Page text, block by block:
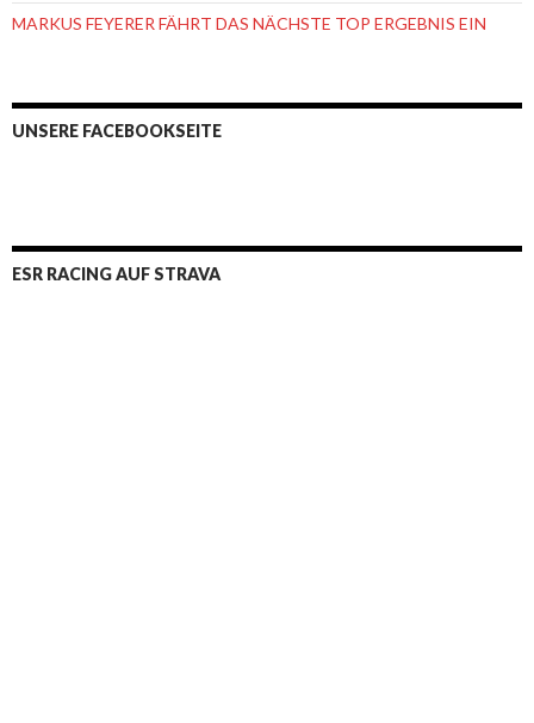
MARKUS FEYERER FÄHRT DAS NÄCHSTE TOP ERGEBNIS EIN
UNSERE FACEBOOKSEITE
ESR RACING AUF STRAVA